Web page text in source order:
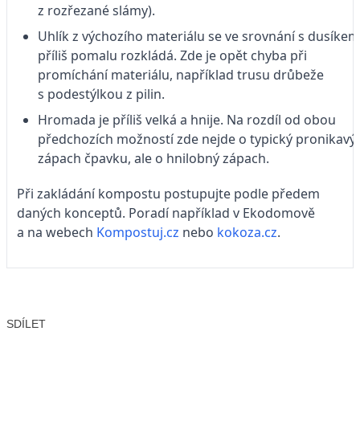
z rozřezané slámy).
Uhlík z výchozího materiálu se ve srovnání s dusíkem
příliš pomalu rozkládá. Zde je opět chyba při
promíchání materiálu, například trusu drůbeže
s podestýlkou z pilin.
Hromada je příliš velká a hnije. Na rozdíl od obou
předchozích možností zde nejde o typický pronikavý
zápach čpavku, ale o hnilobný zápach.
Při zakládání kompostu postupujte podle předem
daných konceptů. Poradí například v Ekodomově
a na webech Kompostuj.cz nebo kokoza.cz.
SDÍLET